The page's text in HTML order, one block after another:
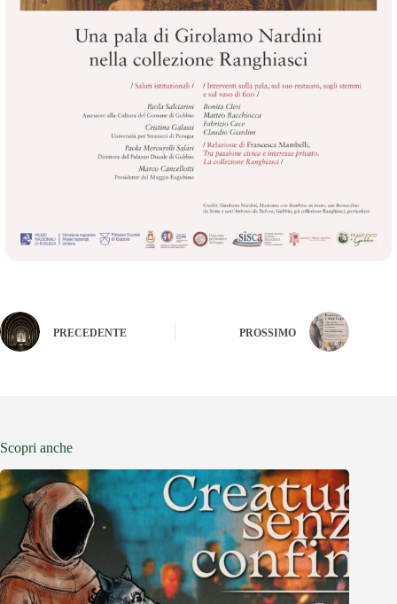
PRECEDENTE PROSSIMO
Scopri anche